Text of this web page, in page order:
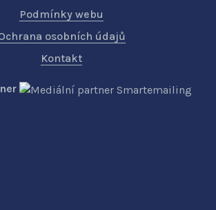
Podmínky webu
osobních údajů
Kontakt